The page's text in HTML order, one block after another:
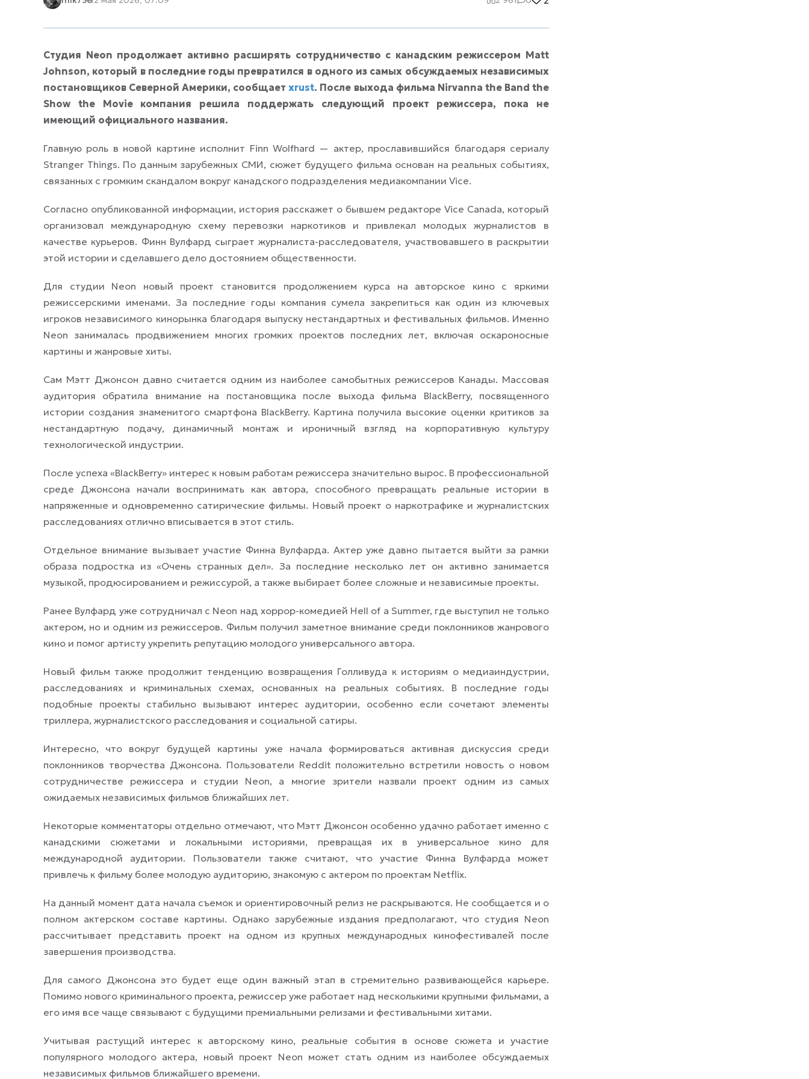
Студия Neon продолжает активно расширять сотрудничество с канадским режиссером Matt
Johnson, который в последние годы превратился в одного из самых обсуждаемых независимых
постановщиков Северной Америки, сообщаетxrust. После выхода фильма Nirvanna the Band the
Show the Movie компания решила поддержать следующий проект режиссера, пока не
имеющий официального названия.
Главную роль в новой картине исполнит Finn Wolfhard — актер, прославившийся благодаря сериалу
Stranger Things. По данным зарубежных СМИ, сюжет будущего фильма основан на реальных событиях,
связанных с громким скандалом вокруг канадского подразделения медиакомпании Vice.
Согласно опубликованной информации, история расскажет о бывшем редакторе Vice Canada, который
организовал международную схему перевозки наркотиков и привлекал молодых журналистов в
качестве курьеров. Финн Вулфард сыграет журналиста-расследователя, участвовавшего в раскрытии
этой истории и сделавшего дело достоянием общественности.
Для студии Neon новый проект становится продолжением курса на авторское кино с яркими
режиссерскими именами. За последние годы компания сумела закрепиться как один из ключевых
игроков независимого кинорынка благодаря выпуску нестандартных и фестивальных фильмов. Именно
Neon занималась продвижением многих громких проектов последних лет, включая оскароносные
картины и жанровые хиты.
Сам Мэтт Джонсон давно считается одним из наиболее самобытных режиссеров Канады. Массовая
аудитория обратила внимание на постановщика после выхода фильма BlackBerry, посвященного
истории создания знаменитого смартфона BlackBerry. Картина получила высокие оценки критиков за
нестандартную подачу, динамичный монтаж и ироничный взгляд на корпоративную культуру
технологической индустрии.
После успеха «BlackBerry» интерес к новым работам режиссера значительно вырос. В профессиональной
среде Джонсона начали воспринимать как автора, способного превращать реальные истории в
напряженные и одновременно сатирические фильмы. Новый проект о наркотрафике и журналистских
расследованиях отлично вписывается в этот стиль.
Отдельное внимание вызывает участие Финна Вулфарда. Актер уже давно пытается выйти за рамки
образа подростка из «Очень странных дел». За последние несколько лет он активно занимается
музыкой, продюсированием и режиссурой, а также выбирает более сложные и независимые проекты.
Ранее Вулфард уже сотрудничал с Neon над хоррор-комедией Hell of a Summer, где выступил не только
актером, но и одним из режиссеров. Фильм получил заметное внимание среди поклонников жанрового
кино и помог артисту укрепить репутацию молодого универсального автора.
Новый фильм также продолжит тенденцию возвращения Голливуда к историям о медиаиндустрии,
расследованиях и криминальных схемах, основанных на реальных событиях. В последние годы
подобные проекты стабильно вызывают интерес аудитории, особенно если сочетают элементы
триллера, журналистского расследования и социальной сатиры.
Интересно, что вокруг будущей картины уже начала формироваться активная дискуссия среди
поклонников творчества Джонсона. Пользователи Reddit положительно встретили новость о новом
сотрудничестве режиссера и студии Neon, а многие зрители назвали проект одним из самых
ожидаемых независимых фильмов ближайших лет.
Некоторые комментаторы отдельно отмечают, что Мэтт Джонсон особенно удачно работает именно с
канадскими сюжетами и локальными историями, превращая их в универсальное кино для
международной аудитории. Пользователи также считают, что участие Финна Вулфарда может
привлечь к фильму более молодую аудиторию, знакомую с актером по проектам Netflix.
На данный момент дата начала съемок и ориентировочный релиз не раскрываются. Не сообщается и о
полном актерском составе картины. Однако зарубежные издания предполагают, что студия Neon
рассчитывает представить проект на одном из крупных международных кинофестивалей после
завершения производства.
Для самого Джонсона это будет еще один важный этап в стремительно развивающейся карьере.
Помимо нового криминального проекта, режиссер уже работает над несколькими крупными фильмами, а
его имя все чаще связывают с будущими премиальными релизами и фестивальными хитами.
Учитывая растущий интерес к авторскому кино, реальные события в основе сюжета и участие
популярного молодого актера, новый проект Neon может стать одним из наиболее обсуждаемых
независимых фильмов ближайшего времени.